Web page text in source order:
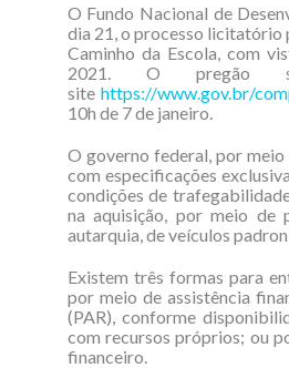
O Fundo Nacional de
dia 21, o processo licitatório
Caminho da Escola, com
2021. O pregão
site https://www.gov.br/
10h de 7 de janeiro.
O governo federal, por
com especificações
condições de
na aquisição, por meio de
autarquia, de veículos
Existem três formas para
por meio de assistência
(PAR), conforme
com recursos próprios; ou
financeiro.